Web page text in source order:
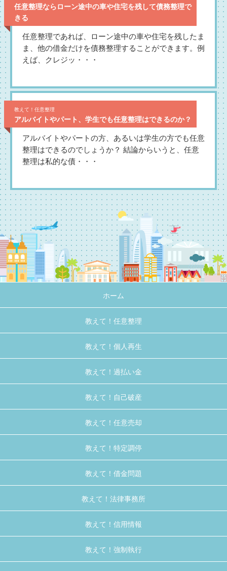
任意整理ならローン途中の車や住宅を残して債務整理で
きる
任意整理であれば、ローン途中の車や住宅を残したま
ま、他の借金だけを債務整理することができます。例
えば、クレジッ・・・
教えて！任意整理
アルバイトやパート、学生でも任意整理はできるのか？
アルバイトやパートの方、あるいは学生の方でも任意
整理はできるのでしょうか？ 結論からいうと、任意
整理は私的な債・・・
ホーム
教えて！任意整理
教えて！個人再生
教えて！過払い金
教えて！自己破産
教えて！任意売却
教えて！特定調停
教えて！借金問題
教えて！法律事務所
教えて！信用情報
教えて！強制執行